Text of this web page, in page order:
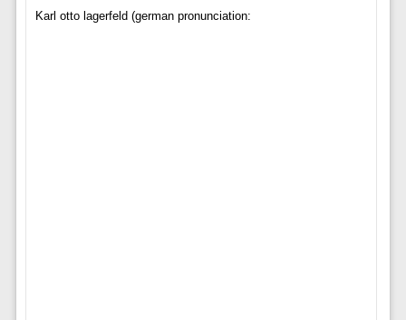
Karl otto lagerfeld (german pronunciation: